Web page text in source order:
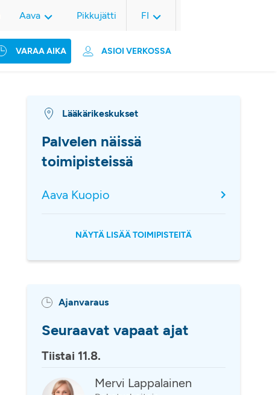
VARAA AIKA ASIOI VERKOSSA
Aava Pikkujätti FI
Lääkärikeskukset
Palvelen näissä
toimipisteissä
Aava Kuopio
NÄYTÄ LISÄÄ TOIMIPISTEITÄ
Ajanvaraus
Seuraavat vapaat ajat
Tiistai 11.8.
Mervi Lappalainen